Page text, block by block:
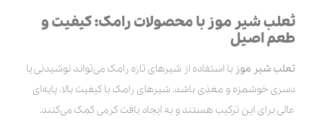
ثعلب شیر موز با محصولات رامک: کیفیت و
طعم اصیل
ثعلب شیر موز با استفاده از شیرهای تازه رامک می‌تواند نوشیدنی یا
دسری خوشمزه و مغذی باشد. شیرهای رامک با کیفیت بالا، پایه‌ای
عالی برای این ترکیب هستند و به ایجاد بافت کرمی کمک می‌کنند.